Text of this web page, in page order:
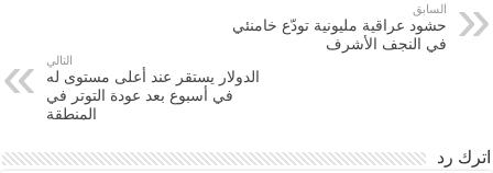
السابق
حشود عراقية مليونية تودّع خامنئي
في النجف الأشرف
التالي
الدولار يستقر عند أعلى مستوى له
في أسبوع بعد عودة التوتر في
المنطقة
اترك رد